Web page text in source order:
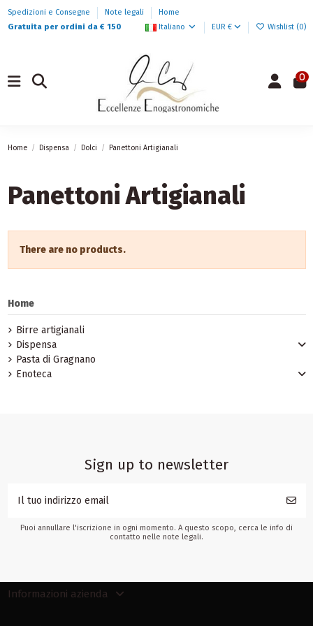
Spedizioni e Consegne Note legali
Home
Gratuita per ordini da € 150
Italiano EUR € Wishlist (0)
0
Home Dispensa Dolci Panettoni Artigianali
Panettoni Artigianali
There are no products.
Home
Birre artigianali
Dispensa
Pasta di Gragnano
Enoteca
Sign up to newsletter
Puoi annullare l'iscrizione in ogni momento. A questo scopo, cerca le info di
contatto nelle note legali.
Informazioni azienda